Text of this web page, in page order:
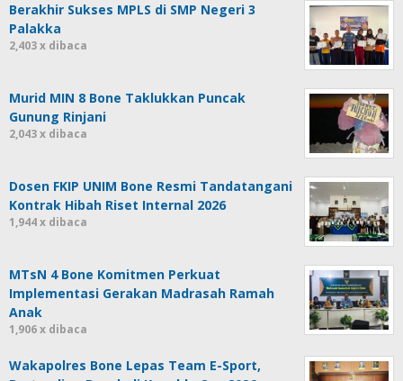
Berakhir Sukses MPLS di SMP Negeri 3
Palakka
2,403 x dibaca
Murid MIN 8 Bone Taklukkan Puncak
Gunung Rinjani
2,043 x dibaca
Dosen FKIP UNIM Bone Resmi Tandatangani
Kontrak Hibah Riset Internal 2026
1,944 x dibaca
MTsN 4 Bone Komitmen Perkuat
Implementasi Gerakan Madrasah Ramah
Anak
1,906 x dibaca
Wakapolres Bone Lepas Team E-Sport,